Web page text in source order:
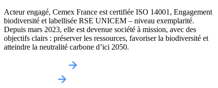
Acteur engagé, Cemex France est certifiée ISO 14001, Engagement
biodiversité et labellisée RSE UNICEM – niveau exemplarité.
Depuis mars 2023, elle est devenue société à mission, avec des
objectifs clairs : préserver les ressources, favoriser la biodiversité et
atteindre la neutralité carbone d’ici 2050.